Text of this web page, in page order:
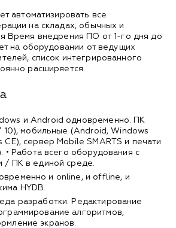
автоматизировать все
на складах, обычных и
Время внедрения ПО от 1-го дня до
на оборудовании от ведущих
список интегрированного
расширяется.
и Android одновременно. ПК
мобильные (Android, Windows
сервер Mobile SMARTS и печати
• Работа всего оборудования с
/ ПК в единой среде.
и online, и offline, и
HYDB.
разработки. Редактирование
алгоритмов,
экранов.